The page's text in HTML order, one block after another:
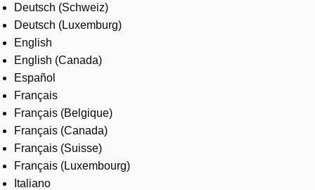
Where to buy
Contact us
Careers
Deutsch (Schweiz)
Deutsch (Luxemburg)
English
English (Canada)
Español
Français
Français (Belgique)
Français (Canada)
Français (Suisse)
Français (Luxembourg)
Italiano